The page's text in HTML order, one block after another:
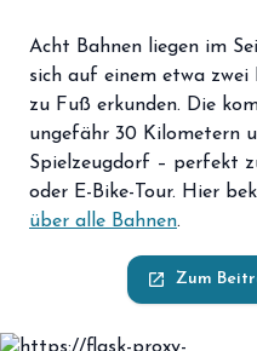
Acht Bahnen liegen im
sich auf einem etwa
zu Fuß erkunden. Die
ungefähr 30 Kilometern
Spielzeugdorf – perfekt
oder E-Bike-Tour. Hier
über alle Bahnen.
launch Zum